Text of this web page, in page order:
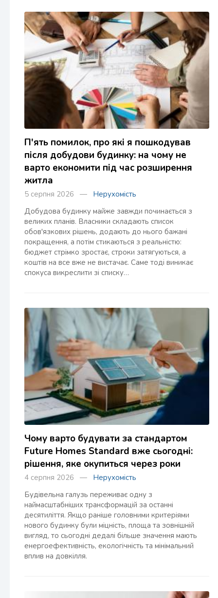
П'ять помилок, про які я пошкодував
після добудови будинку: на чому не
варто економити під час розширення
житла
5 серпня 2026 — Нерухомість
Добудова будинку майже завжди починається з
великих планів. Власники складають список
обов'язкових рішень, додають до нього бажані
покращення, а потім стикаються з реальністю:
бюджет стрімко зростає, строки затягуються, а
коштів на все вже не вистачає. Саме тоді виникає
спокуса викреслити зі списку…
Чому варто будувати за стандартом
Future Homes Standard вже сьогодні:
рішення, яке окупиться через роки
4 серпня 2026 — Нерухомість
Будівельна галузь переживає одну з
наймасштабніших трансформацій за останні
десятиліття. Якщо раніше головними критеріями
нового будинку були міцність, площа та зовнішній
вигляд, то сьогодні дедалі більше значення мають
енергоефективність, екологічність та мінімальний
вплив на довкілля.